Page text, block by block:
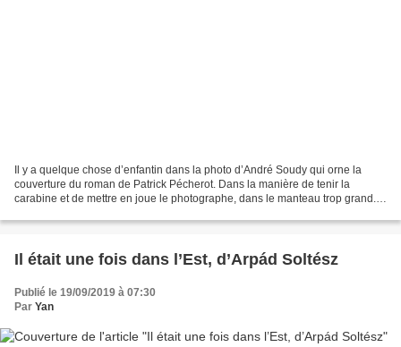
Il y a quelque chose d’enfantin dans la photo d’André Soudy qui orne la
couverture du roman de Patrick Pécherot. Dans la manière de tenir la
carabine et de mettre en joue le photographe, dans le manteau trop grand.
Il était une fois dans l’Est, d’Arpád Soltész
Publié le 19/09/2019 à 07:30
Par Yan